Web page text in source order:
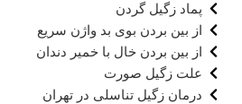
پماد زگیل گردن
از بین بردن بوی بد واژن سریع
از بین بردن خال با خمیر دندان
علت زگیل صورت
درمان زگیل تناسلی در تهران